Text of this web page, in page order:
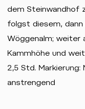
dem Steinwandhof
folgst diesem, dann
Wöggenalm; weiter
Kammhöhe und
2,5 Std. Markierung:
anstrengend